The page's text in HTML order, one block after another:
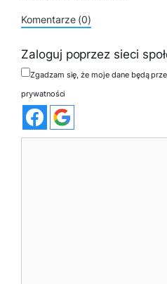
Komentarze (0)
Zaloguj poprzez sieci
Zgadzam się, że moje dane będą
prywatności